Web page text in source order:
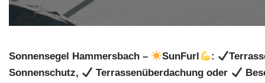
Sonnensegel Hammersbach – SunFurl :
Sonnenschutz,
Terrassenüberdachung oder